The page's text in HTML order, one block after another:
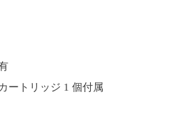
カートリッジ 1 個付属